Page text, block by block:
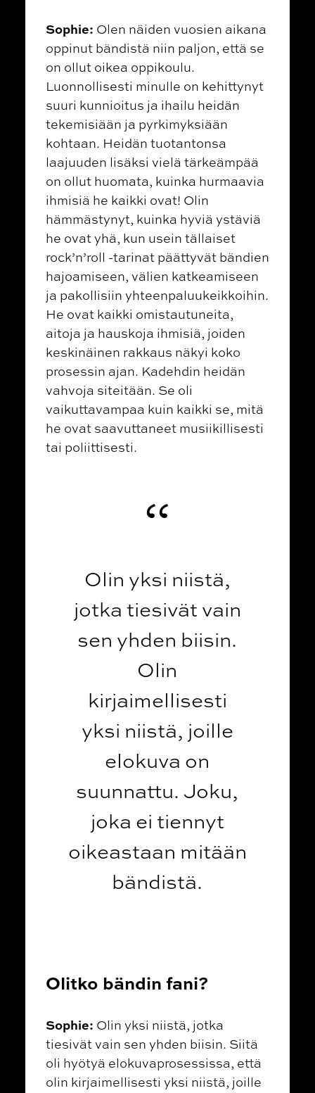
Sophie: Olen näiden vuosien aikana
oppinut bändistä niin paljon, että se
on ollut oikea oppikoulu.
Luonnollisesti minulle on kehittynyt
suuri kunnioitus ja ihailu heidän
tekemisiään ja pyrkimyksiään
kohtaan. Heidän tuotantonsa
laajuuden lisäksi vielä tärkeämpää
on ollut huomata, kuinka hurmaavia
ihmisiä he kaikki ovat! Olin
hämmästynyt, kuinka hyviä ystäviä
he ovat yhä, kun usein tällaiset
rock’n’roll -tarinat päättyvät bändien
hajoamiseen, välien katkeamiseen
ja pakollisiin yhteenpaluukeikkoihin.
He ovat kaikki omistautuneita,
aitoja ja hauskoja ihmisiä, joiden
keskinäinen rakkaus näkyi koko
prosessin ajan. Kadehdin heidän
vahvoja siteitään. Se oli
vaikuttavampaa kuin kaikki se, mitä
he ovat saavuttaneet musiikillisesti
tai poliittisesti.
Olin yksi niistä,
jotka tiesivät vain
sen yhden biisin.
Olin
kirjaimellisesti
yksi niistä, joille
elokuva on
suunnattu. Joku,
joka ei tiennyt
oikeastaan mitään
bändistä.
Olitko bändin fani?
Sophie: Olin yksi niistä, jotka
tiesivät vain sen yhden biisin. Siitä
oli hyötyä elokuvaprosessissa, että
olin kirjaimellisesti yksi niistä, joille